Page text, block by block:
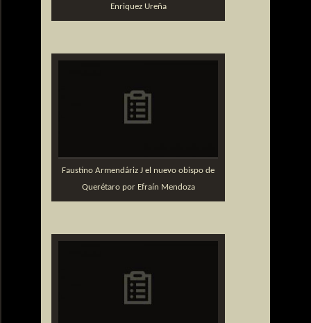
Enriquez Ureña
Faustino Armendáriz J el nuevo obispo de
Querétaro por Efraín Mendoza